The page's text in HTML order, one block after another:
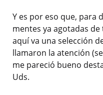
Y es por eso que, para
mentes ya agotadas
aquí va una selección
llamaron la atención
me pareció bueno
Uds.